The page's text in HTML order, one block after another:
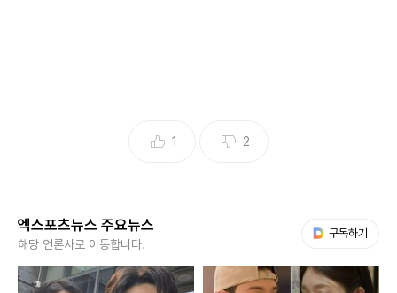
1 2
엑스포츠뉴스 주요뉴스
해당 언론사로 이동합니다.
구독하기